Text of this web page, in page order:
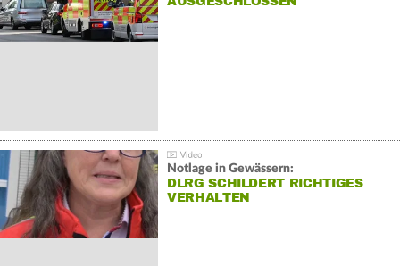
Notlage in Gewässern:
DLRG SCHILDERT RICHTIGES
VERHALTEN